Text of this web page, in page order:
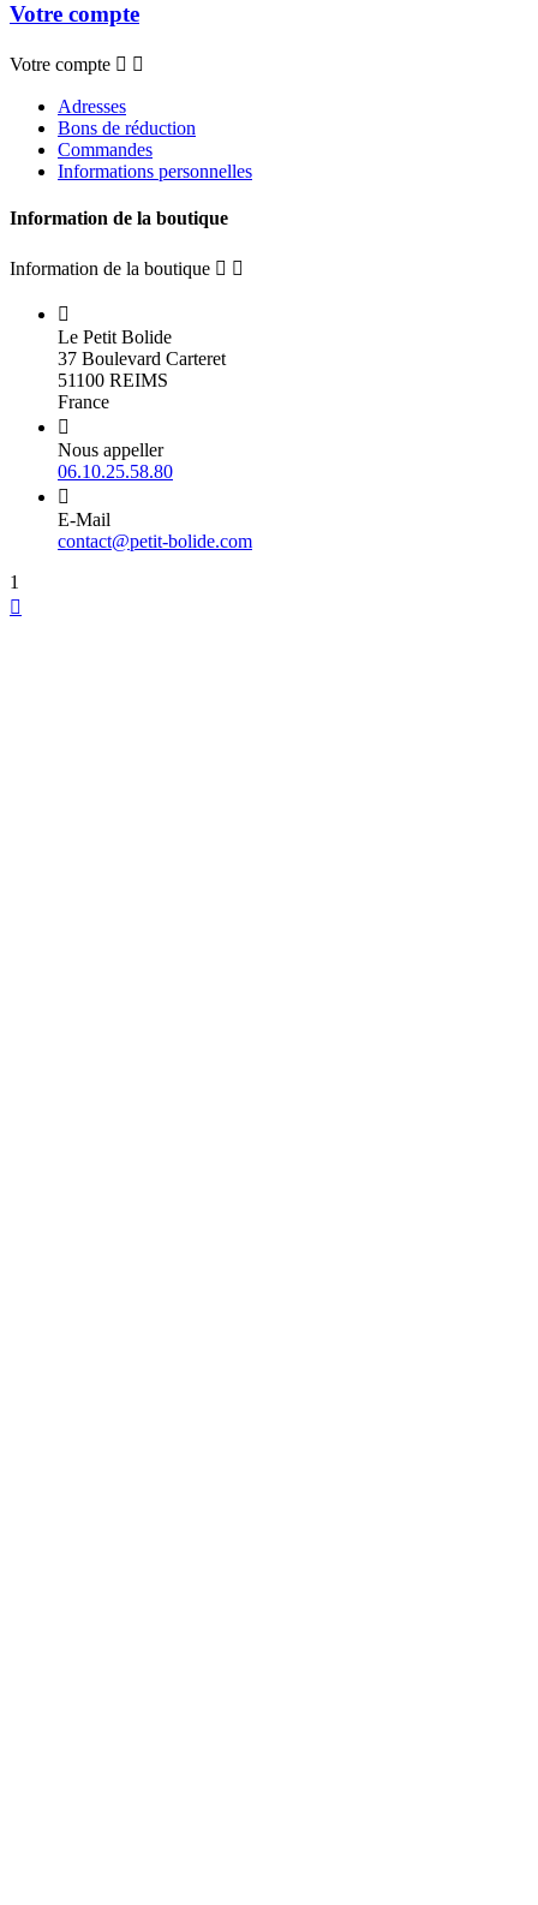
Votre compte
Votre compte  
Adresses
Bons de réduction
Commandes
Informations personnelles
Information de la boutique
Information de la boutique  

Le Petit Bolide
37 Boulevard Carteret
51100 REIMS
France

Nous appeller
06.10.25.58.80

E-Mail
contact@petit-bolide.com
1
